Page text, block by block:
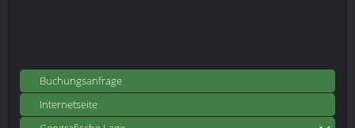
Buchungsanfrage
Internetseite